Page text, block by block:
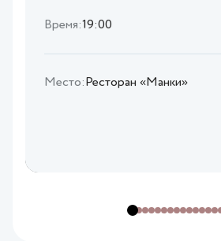
Время:19:00
Место:Ресторан «Манки»